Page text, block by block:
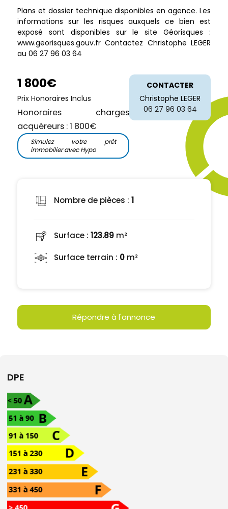
Plans et dossier technique disponibles en agence. Les
informations sur les risques auxquels ce bien est
exposé sont disponibles sur le site Géorisques :
www.georisques.gouv.fr Contactez Christophe LEGER
au 06 27 96 03 64
1 800€
Prix Honoraires Inclus
Honoraires charges
acquéreurs : 1 800€
Simulez votre prêt
immobilier avec Hypo
CONTACTER
Christophe LEGER
06 27 96 03 64
Nombre de pièces : 1
Surface : 123.89 m²
Surface terrain : 0 m²
Répondre à l'annonce
DPE